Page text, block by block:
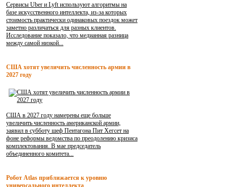
Сервисы Uber и Lyft используют алгоритмы на
базе искусственного интеллекта, из-за которых
стоимость практически одинаковых поездок может
заметно различаться для разных клиентов.
Исследование показало, что медианная разница
между самой низкой...
США хотят увеличить численность армии в
2027 году
США в 2027 году намерены еще больше
увеличить численность американской армии,
заявил в субботу шеф Пентагона Пит Хегсет на
фоне реформы ведомства по преодолению кризиса
комплектования. В мае председатель
объединенного комитета...
Робот Atlas приближается к уровню
универсального интеллекта